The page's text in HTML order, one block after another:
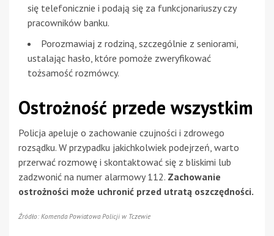
się telefonicznie i podają się za funkcjonariuszy czy
pracowników banku.
Porozmawiaj z rodziną, szczególnie z seniorami,
ustalając hasło, które pomoże zweryfikować
tożsamość rozmówcy.
Ostrożność przede wszystkim
Policja apeluje o zachowanie czujności i zdrowego
rozsądku. W przypadku jakichkolwiek podejrzeń, warto
przerwać rozmowę i skontaktować się z bliskimi lub
zadzwonić na numer alarmowy 112. Zachowanie
ostrożności może uchronić przed utratą oszczędności.
Źródło: Komenda Powiatowa Policji w Tczewie